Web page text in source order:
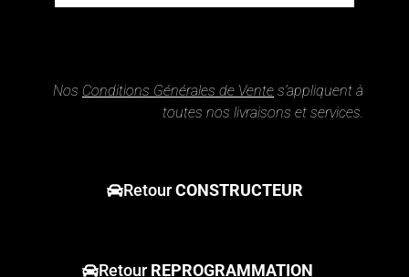
Nos Conditions Générales de Vente s’appliquent à
toutes nos livraisons et services.
RetourCONSTRUCTEUR
RetourREPROGRAMMATION